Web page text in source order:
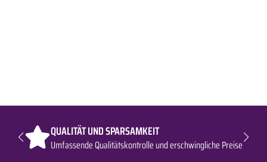
QUALITÄT UND SPARSAMKEIT
Umfassende Qualitätskontrolle und erschwingliche Preise